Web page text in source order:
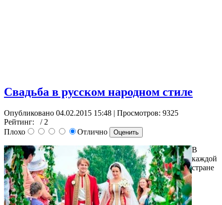
Свадьба в русском народном стиле
Опубликовано 04.02.2015 15:48 | Просмотров: 9325
Рейтинг:
/ 2
Плохо
Отлично
В
каждой
стране